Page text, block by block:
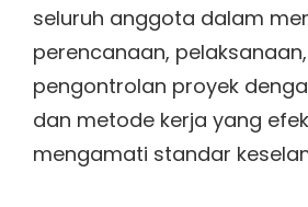
seluruh anggota dalam
perencanaan,
pengontrolan proyek
dan metode kerja yang
mengamati standar